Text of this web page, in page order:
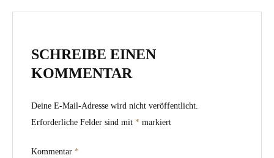
SCHREIBE EINEN
KOMMENTAR
Deine E-Mail-Adresse wird nicht veröffentlicht.
Erforderliche Felder sind mit * markiert
Kommentar *